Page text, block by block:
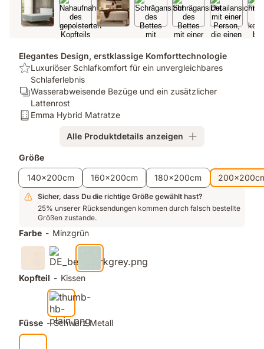
Elegantes Design, erstklassige Komforttechnologie
USP:
Luxuriöser
Schlafkomfort
ein
Schlaferlebnis
Luxuriöser Schlafkomfort für ein unvergleichbares
Schlaferlebnis
Ergonomie/Zonen:
Wasserabweisende
Bezüge
Lattenrost
Wasserabweisende Bezüge und ein zusätzlicher
Lattenrost
Matratze:
Emma Hybrid Matratze
Alle Produktdetails anzeigen
Zusatzprodukte
Größe
140x200cm
160x200cm 180x200cm
Sicher, dass Du die richtige Größe gewählt hast?
25% unserer Rücksendungen kommen durch falsch bestellte
Größen zustande.
Farbe - Minzgrün
Kopfteil - Kissen
Füsse - Schwarz Metall